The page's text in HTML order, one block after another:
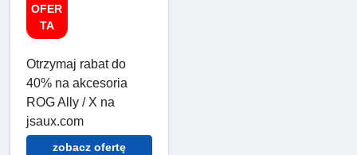
OFER
TA
Otrzymaj rabat do
40% na akcesoria
ROG Ally / X na
jsaux.com
zobacz ofertę